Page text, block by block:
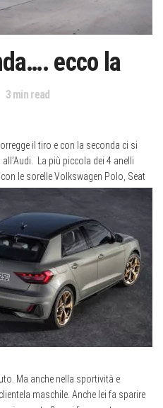
ecco la
3min read
il tiro e con la seconda ci si
La più piccola dei 4 anelli
le sorelle Volkswagen Polo, Seat
Ma anche nella sportività e
maschile. Anche lei fa sparire